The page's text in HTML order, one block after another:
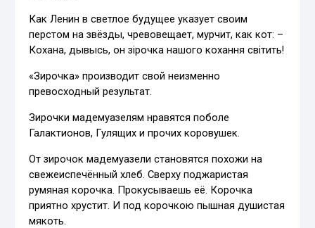
Как Ленин в светлое будущее указует своим
перстом на звёзды, чревовещает, мурчит, как кот: –
Кохана, дывысь, он зірочка нашого кохання світить!
«Зирочка» производит свой неизменно
превосходный результат.
Зирочки мадемуазелям нравятся поболе
Галактионов, Гулящих и прочих коровушек.
От зирочок мадемуазели становятся похожи на
свежеиспечённый хлеб. Сверху поджаристая
румяная корочка. Прокусываешь её. Корочка
приятно хрустит. И под корочкою пышная душистая
мякоть.